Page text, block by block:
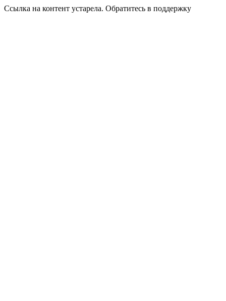
Ссылка на контент устарела. Обратитесь в поддержку